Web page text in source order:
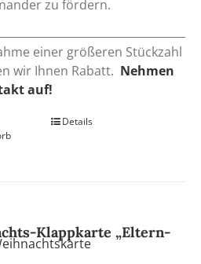
zu fördern.
einer größeren Stückzahl
wir Ihnen Rabatt. Nehmen
auf!
Details
Klappkarte „Eltern-